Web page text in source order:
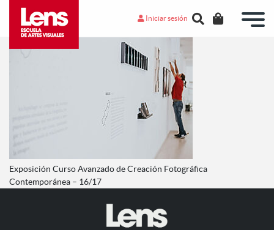
Iniciar sesión
Exposición Curso Avanzado de Creación Fotográfica
Contemporánea – 16/17